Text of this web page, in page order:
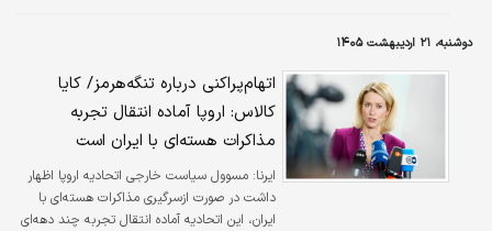
دوشنبه، ۲۱ اردیبهشت ۱۴۰۵
اتهام‌پراکنی درباره تنگه‌هرمز/ کایا
کالاس: اروپا آماده انتقال تجربه
مذاکرات هسته‌ای با ایران است
ایرنا: مسوول سیاست خارجی اتحادیه اروپا اظهار
داشت در صورت ازسرگیری مذاکرات هسته‌ای با
ایران، این اتحادیه آماده انتقال تجربه چند دهه‌ای